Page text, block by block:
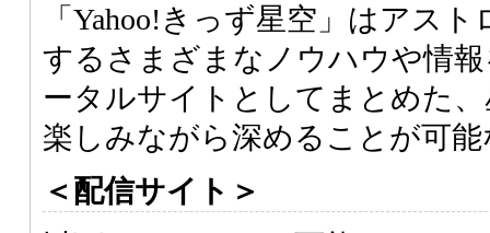
「Yahoo!きっず星空」はアス
するさまざまなノウハウや情
ータルサイトとしてまとめた
楽しみながら深めることが可
＜配信サイト＞